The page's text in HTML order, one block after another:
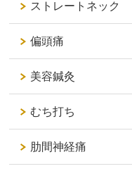
ストレートネック
偏頭痛
美容鍼灸
むち打ち
肋間神経痛